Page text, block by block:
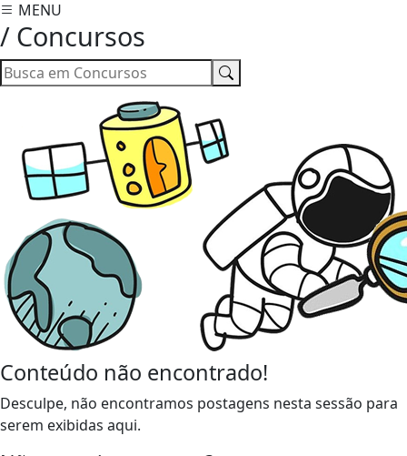
Conteúdo não encontrado!
Desculpe, não encontramos postagens nesta sessão para
serem exibidas aqui.
Não possui uma conta?
Você pode ler matérias exclusivas, anunciar
classificados e muito mais!